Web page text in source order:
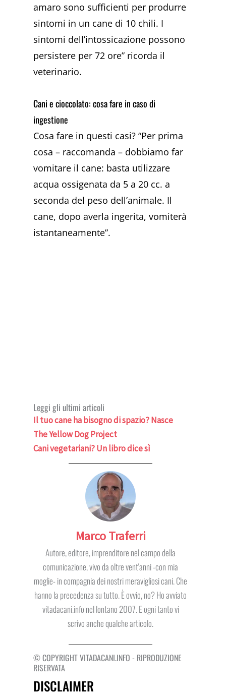
amaro sono sufficienti per produrre
sintomi in un cane di 10 chili. I
sintomi dell’intossicazione possono
persistere per 72 ore” ricorda il
veterinario.
Cani e cioccolato: cosa fare in caso di
ingestione
Cosa fare in questi casi? “Per prima
cosa – raccomanda – dobbiamo far
vomitare il cane: basta utilizzare
acqua ossigenata da 5 a 20 cc. a
seconda del peso dell’animale. Il
cane, dopo averla ingerita, vomiterà
istantaneamente”.
Leggi gli ultimi articoli
Il tuo cane ha bisogno di spazio? Nasce
The Yellow Dog Project
Cani vegetariani? Un libro dice sì
Marco Traferri
Autore, editore, imprenditore nel campo della
comunicazione, vivo da oltre vent'anni -con mia
moglie- in compagnia dei nostri meravigliosi cani. Che
hanno la precedenza su tutto. È ovvio, no? Ho avviato
vitadacani.info nel lontano 2007. E ogni tanto vi
scrivo anche qualche articolo.
© COPYRIGHT VITADACANI.INFO - RIPRODUZIONE
RISERVATA
DISCLAIMER